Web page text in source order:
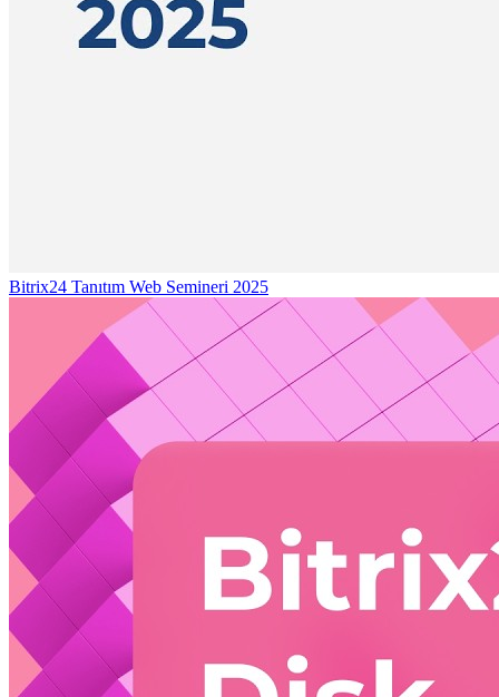
Bitrix24 Tanıtım Web Semineri 2025